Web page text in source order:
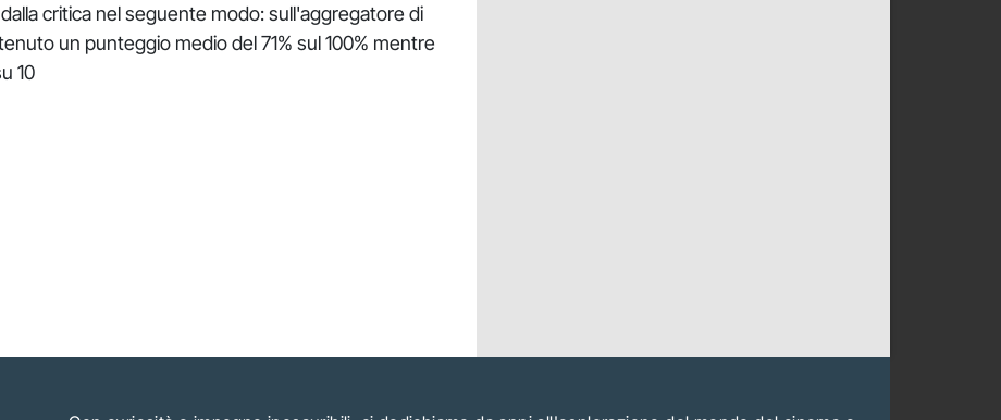
critica nel seguente modo: sull'aggregatore di
un punteggio medio del 71% sul 100% mentre
10